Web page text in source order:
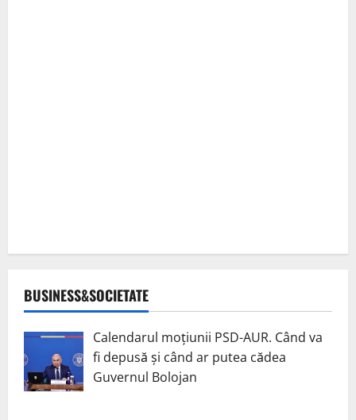
BUSINESS&SOCIETATE
Calendarul moțiunii PSD-AUR. Când va
fi depusă și când ar putea cădea
Guvernul Bolojan